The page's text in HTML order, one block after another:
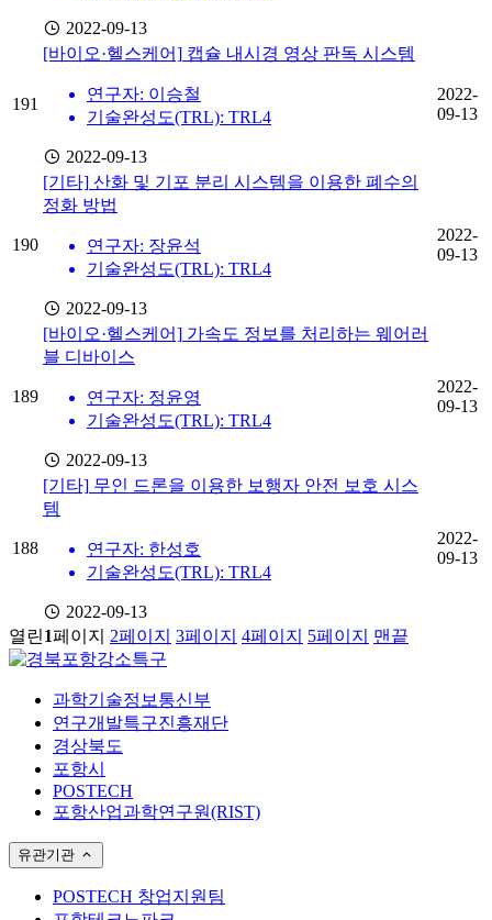
2022-09-13
191
[바이오·헬스케어] 캡슐 내시경 영상 판독 시스템
연구자: 이승철
기술완성도(TRL): TRL4
2022-09-13
2022-
09-13
190
[기타] 산화 및 기포 분리 시스템을 이용한 폐수의
정화 방법
연구자: 장윤석
기술완성도(TRL): TRL4
2022-09-13
2022-
09-13
189
[바이오·헬스케어] 가속도 정보를 처리하는 웨어러
블 디바이스
연구자: 정윤영
기술완성도(TRL): TRL4
2022-09-13
2022-
09-13
188
[기타] 무인 드론을 이용한 보행자 안전 보호 시스
템
연구자: 한성호
기술완성도(TRL): TRL4
2022-09-13
2022-
09-13
열린1페이지 2페이지 3페이지 4페이지 5페이지 맨끝
과학기술정보통신부
연구개발특구진흥재단
경상북도
포항시
POSTECH
포항산업과학연구원(RIST)
유관기관
POSTECH 창업지원팀